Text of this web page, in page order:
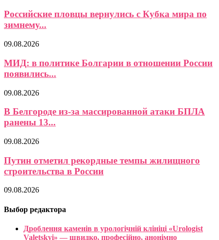
Российские пловцы вернулись с Кубка мира по
зимнему...
09.08.2026
МИД: в политике Болгарии в отношении России
появились...
09.08.2026
В Белгороде из-за массированной атаки БПЛА
ранены 13...
09.08.2026
Путин отметил рекордные темпы жилищного
строительства в России
09.08.2026
Выбор редактора
Дроблення каменів в урологічній клініці «Urologist
Valetskyi» — швидко, професійно, анонімно